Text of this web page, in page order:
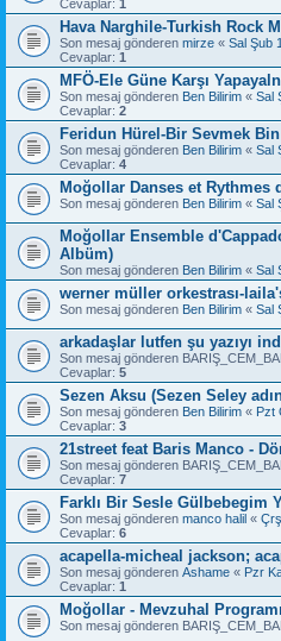
Cevaplar: 1
Hava Narghile-Turkish Rock
Son mesaj gönderen mirze « Sal Şub
Cevaplar: 1
MFÖ-Ele Güne Karşı
Son mesaj gönderen Ben Bilirim « Sal
Cevaplar: 2
Feridun Hürel-Bir Sevmek
Son mesaj gönderen Ben Bilirim « Sal
Cevaplar: 4
Moğollar Danses et Rythmes
Son mesaj gönderen Ben Bilirim « Sal
Moğollar Ensemble
Albüm)
Son mesaj gönderen Ben Bilirim « Sal
werner müller orkestrası-
Son mesaj gönderen Ben Bilirim « Sal
arkadaşlar lutfen şu yazıyı
Son mesaj gönderen
Cevaplar: 5
Sezen Aksu (Sezen Seley
Son mesaj gönderen Ben Bilirim « Pzt
Cevaplar: 3
21street feat Baris Manco -
Son mesaj gönderen
Cevaplar: 7
Farklı Bir Sesle Gülbebegim
Son mesaj gönderen manco halil «
Cevaplar: 6
acapella-micheal jackson;
Son mesaj gönderen Ashame « Pzr
Cevaplar: 1
Moğollar - Mevzuhal
Son mesaj gönderen